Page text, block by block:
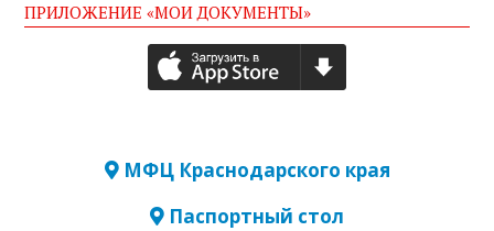
ПРИЛОЖЕНИЕ «МОИ ДОКУМЕНТЫ»
МФЦ Краснодарского края
Паспортный стол